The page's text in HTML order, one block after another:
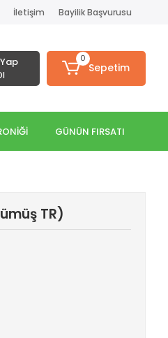
İletişim Bayilik Başvurusu
0
Sepetim
GÜNÜN FIRSATI
TR)